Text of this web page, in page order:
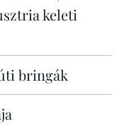
keleti
bringák